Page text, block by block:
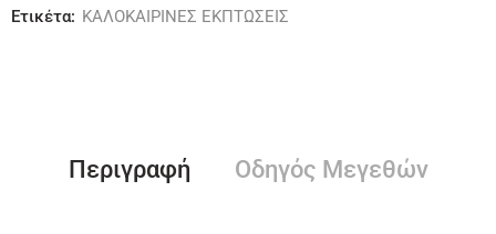
Ετικέτα: ΚΑΛΟΚΑΙΡΙΝΕΣ ΕΚΠΤΩΣΕΙΣ
Περιγραφή Οδηγός Μεγεθών